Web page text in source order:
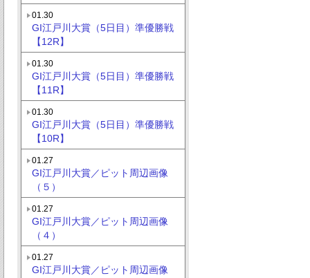
01.30
GI江戸川大賞（5日目）準優勝戦
【12R】
01.30
GI江戸川大賞（5日目）準優勝戦
【11R】
01.30
GI江戸川大賞（5日目）準優勝戦
【10R】
01.27
GI江戸川大賞／ピット周辺画像
（５）
01.27
GI江戸川大賞／ピット周辺画像
（４）
01.27
GI江戸川大賞／ピット周辺画像